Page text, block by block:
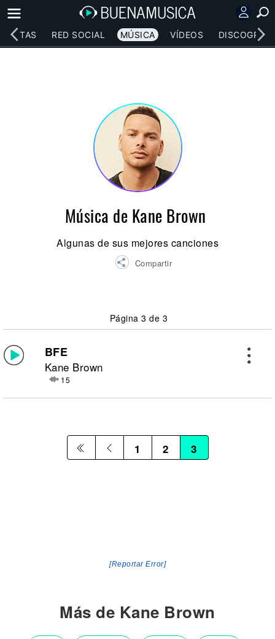
RED SOCIAL MÚSICA VÍDEOS
Música de Kane Brown
Algunas de sus mejores canciones
Compartir
Página 3 de 3
BFE
Kane Brown
15
1 2 3
[Reportar Error]
Más de Kane Brown